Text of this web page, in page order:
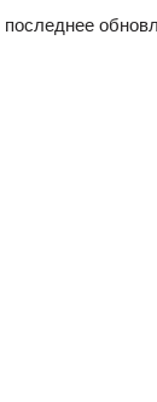
последнее